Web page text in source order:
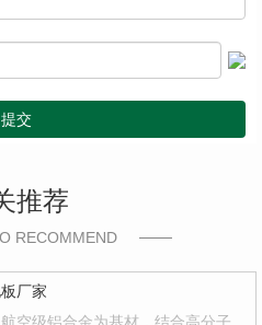
提交
推荐
RECOMMEND
厂家
空级铝合金为基材，结合高分子